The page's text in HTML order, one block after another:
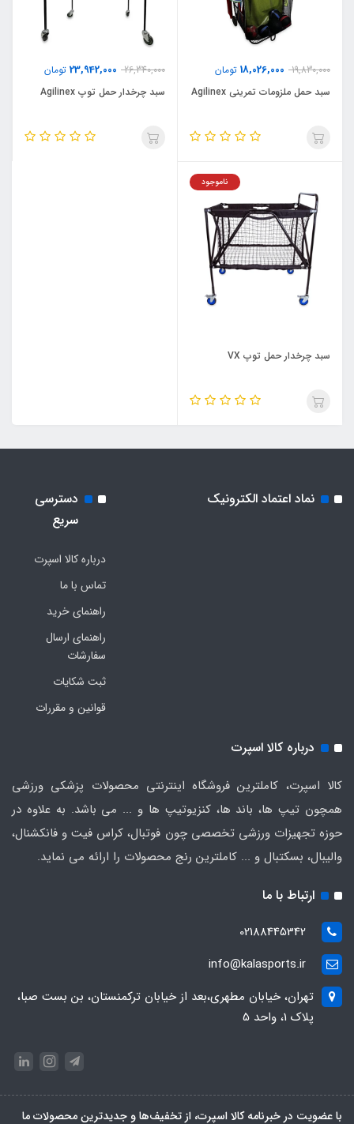
19,830,000
18,026,000 تومان
سبد حمل ملزومات تمرینی Agilinex
26,340,000
23,942,000 تومان
سبد چرخدار حمل توپ Agilinex
ناموجود
سبد چرخدار حمل توپ VX
نماد اعتماد الکترونیک
دسترسی
سریع
درباره کالا اسپرت
تماس با ما
راهنمای خرید
راهنمای ارسال
سفارشات
ثبت شکایات
قوانین و مقررات
درباره کالا اسپرت
کالا اسپرت، کاملترین فروشگاه اینترنتی محصولات پزشکی ورزشی
همچون تیپ ها، باند ها، کنزیوتیپ ها و ... می باشد. به علاوه در
حوزه تجهیزات ورزشی تخصصی چون فوتبال، کراس فیت و فانکشنال،
والیبال، بسکتبال و ... کاملترین رنج محصولات را ارائه می نماید.
ارتباط با ما
02188445342
info@kalasports.ir
تهران، خیابان مطهری،بعد از خیابان ترکمنستان، بن بست صبا،
پلاک 1، واحد 5
با عضویت در خبرنامه کالا اسپرت، از تخفیف‌ها و جدیدترین‌ محصولات ما